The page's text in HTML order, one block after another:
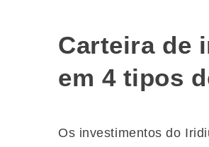
Carteira de
em 4 tipos
Os investimentos do